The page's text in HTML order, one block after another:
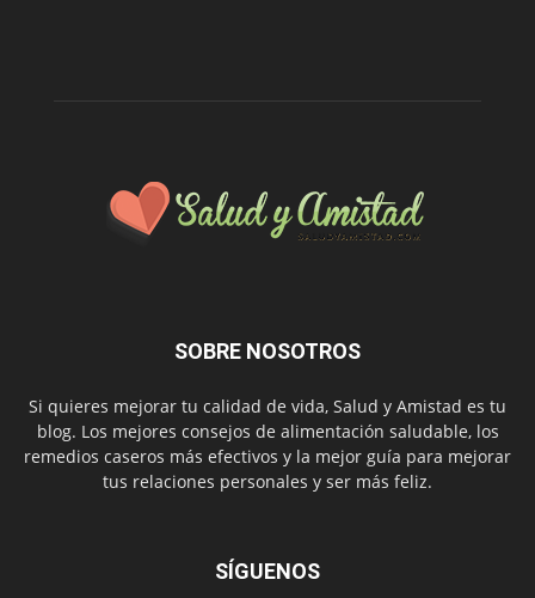
SOBRE NOSOTROS
Si quieres mejorar tu calidad de vida, Salud y Amistad es tu
blog. Los mejores consejos de alimentación saludable, los
remedios caseros más efectivos y la mejor guía para mejorar
tus relaciones personales y ser más feliz.
SÍGUENOS